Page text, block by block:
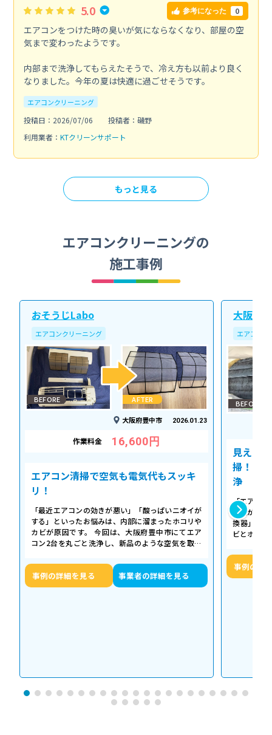
5.0 参考になった 0
エアコンをつけた時の臭いが気にならなくなり、部屋の空
気まで変わったようです。
内部まで洗浄してもらえたそうで、冷え方も以前より良く
なりました。今年の夏は快適に過ごせそうです。
エアコンクリーニング
投稿日：2026/07/06
投稿者：磯野
利用業者： KTクリーンサポート
もっと見る
エアコンクリーニングの
施工事例
おそうじLabo
エアコンクリーニング
BEFORE AFTER
大阪府豊中市 2026.01.23
作業料金 16,600円
エアコン清掃で空気も電気代もスッキ
リ！
「最近エアコンの効きが悪い」「酸っぱいニオイが
する」といったお悩みは、内部に溜まったホコリや
カビが原因です。 今回は、大阪府豊中市にてエア
コン2台を丸ごと洗浄し、新品のような空気を取り
事例の詳細を見る 事業者の詳細を見る
大阪北
エアコン
BEFORE
見えな
掃！空
浄
「エアコ
た気がす
換器」の
ビとホコ
事例の詳